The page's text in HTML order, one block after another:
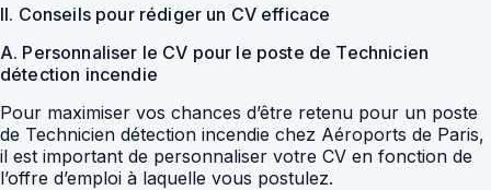
II. Conseils pour rédiger un CV efficace
A. Personnaliser le CV pour le poste de Technicien
détection incendie
Pour maximiser vos chances d’être retenu pour un poste
de Technicien détection incendie chez Aéroports de Paris,
il est important de personnaliser votre CV en fonction de
l’offre d’emploi à laquelle vous postulez.